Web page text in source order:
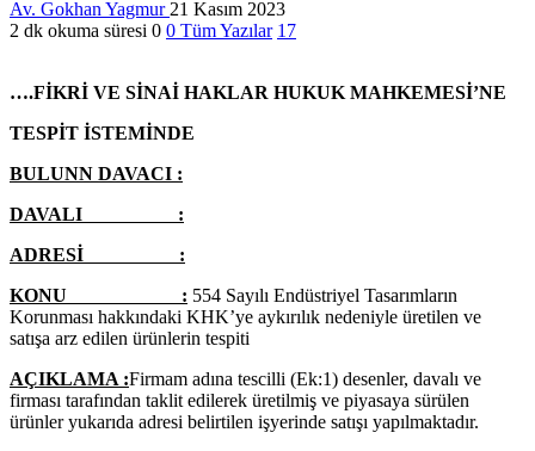
Av. Gokhan Yagmur21 Kasım 2023
2 dk okuma süresi 0 0 Tüm Yazılar 17
….FİKRİ VE SİNAİ HAKLAR HUKUK MAHKEMESİ’NE
TESPİT İSTEMİNDE
BULUNN DAVACI :
DAVALI :
ADRESİ :
KONU : 554 Sayılı Endüstriyel Tasarımların
Korunması hakkındaki KHK’ye aykırılık nedeniyle üretilen ve
satışa arz edilen ürünlerin tespiti
AÇIKLAMA :Firmam adına tescilli (Ek:1) desenler, davalı ve
firması tarafından taklit edilerek üretilmiş ve piyasaya sürülen
ürünler yukarıda adresi belirtilen işyerinde satışı yapılmaktadır.